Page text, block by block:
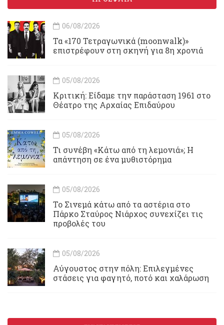
06/08/2026
Τα «170 Τετραγωνικά (moonwalk)»
επιστρέφουν στη σκηνή για 8η χρονιά
05/08/2026
Κριτική: Είδαμε την παράσταση 1961 στο
Θέατρο της Αρχαίας Επιδαύρου
05/08/2026
Τι συνέβη «Κάτω από τη λεμονιά»; Η
απάντηση σε ένα μυθιστόρημα
05/08/2026
To Σινεμά κάτω από τα αστέρια στο
Πάρκο Σταύρος Νιάρχος συνεχίζει τις
προβολές του
05/08/2026
Αύγουστος στην πόλη: Επιλεγμένες
στάσεις για φαγητό, ποτό και χαλάρωση